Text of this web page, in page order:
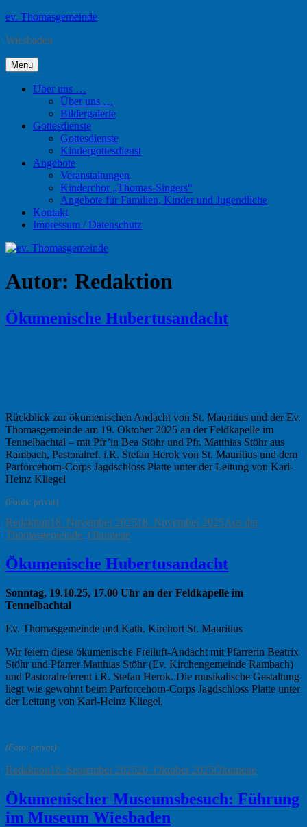
Zum
springen
ev. Thomasgemeinde
Wiesbaden
Menü
Über uns …
Über uns …
Bildergalerie
Gottesdienste
Gottesdienste
Kindergottesdienst
Angebote
Veranstaltungen
Kinderchor „Thomas-Singers“
Angebote für Familien, Kinder und Jugendliche
Kontakt
Impressum / Datenschutz
Autor: Redaktion
Ökumenische Hubertusandacht
Rückblick zur ökumenischen Andacht von St. Mauritius und der Ev.
Thomasgemeinde am 19. Oktober 2025 an der Feldkapelle im
Tennelbachtal – mit Pfr’in Bea Stöhr und Pfr. Matthias Stöhr aus
Rambach, Pastoralref. i.R. Stefan Herok von St. Mauritius und dem
Parforcehorn-Corps Jagdschloss Platte unter der Leitung von Karl-
Heinz Kliegel
(Fotos: privat)
Autor
RedaktionVeröffentlicht
am
18. November 202518. November 2025Kategorien
Aus der
Thomasgemeinde, Ökumene
Ökumenische Hubertusandacht
Sonntag, 19.10.25, 17.00 Uhr an der Feldkapelle im
Tennelbachtal
Ev. Thomasgemeinde und Kath. Kirchort St. Mauritius
Wir feiern diese ökumenische Freiluft-Andacht mit Pfarrerin Beatrix
Stöhr und Pfarrer Matthias Stöhr (Ev. Kirchengemeinde Rambach)
und Pastoralreferent i.R. Stefan Herok. Die musikalische Gestaltung
liegt wie gewohnt beim Parforcehorn-Corps Jagdschloss Platte unter
der Leitung von Karl-Heinz Kliegel.
(Foto: privat)
Autor
RedaktionVeröffentlicht
16. September 202520. Oktober 2025Kategorien
Ökumene
Ökumenischer Museumsbesuch: Führung
im Museum Wiesbaden